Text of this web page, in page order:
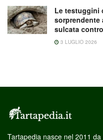
Le testuggini
sorprendente
sulcata
3 LUGLIO 2026
Tartapedia nasce nel 2011